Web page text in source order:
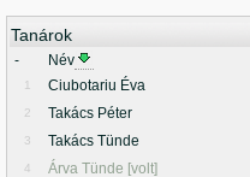
Tanárok
- Név
1 Ciubotariu Éva
2 Takács Péter
3 Takács Tünde
4 Árva Tünde [volt]